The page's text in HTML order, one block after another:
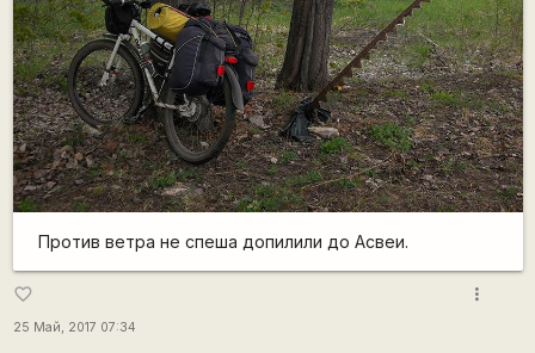
Против ветра не спеша допилили до Асвеи.
favorite_border
25 Май, 2017 07:34
more_vert